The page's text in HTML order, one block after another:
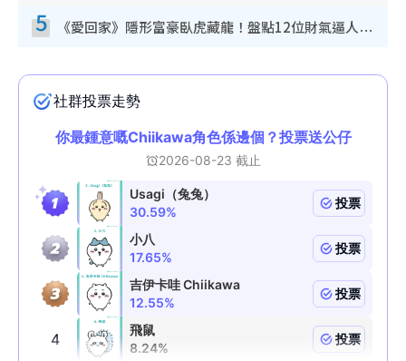
5 《愛回家》隱形富豪臥虎藏龍！盤點12位財氣逼人的有錢藝人：呢位靚女3億身家唔憂做